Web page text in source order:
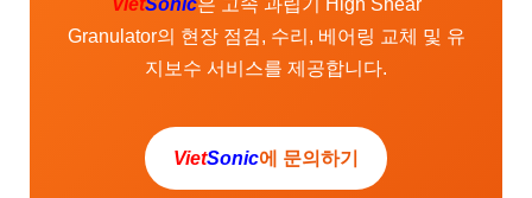
VietSonic은 고속 과립기 High Shear
Granulator의 현장 점검, 수리, 베어링 교체 및 유
지보수 서비스를 제공합니다.
VietSonic에 문의하기